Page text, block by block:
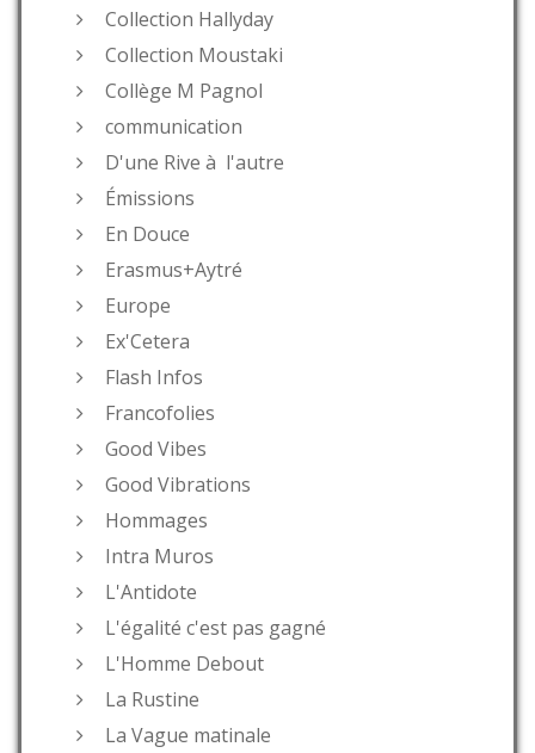
Collection Hallyday
Collection Moustaki
Collège M Pagnol
communication
D'une Rive à l'autre
Émissions
En Douce
Erasmus+Aytré
Europe
Ex'Cetera
Flash Infos
Francofolies
Good Vibes
Good Vibrations
Hommages
Intra Muros
L'Antidote
L'égalité c'est pas gagné
L'Homme Debout
La Rustine
La Vague matinale